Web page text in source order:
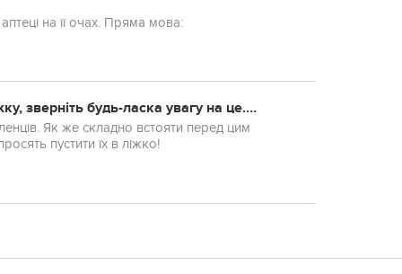
на її очах. Пряма мова:
зверніть будь-ласка увагу на це….
Як же складно встояти перед цим
пустити їх в ліжко!